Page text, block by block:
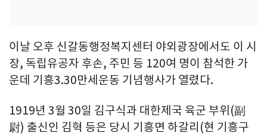
이날 오후 신갈동행정복지센터 야외광장에서도 이 시
장, 독립유공자 후손, 주민 등 120여 명이 참석한 가
운데 기흥3.30만세운동 기념행사가 열렸다.
1919년 3월 30일 김구식과 대한제국 육군 부위(副
尉) 출신인 김혁 등은 당시 기흥면 하갈리(현 기흥구